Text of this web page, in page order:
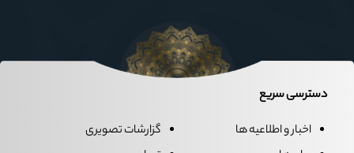
دسترسی سریع
اخبار و اطلاعیه ها
گزارشات تصویری